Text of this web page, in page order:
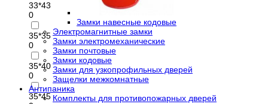
33*43
0
35*35
0
35*40
0
35*45
Замки навесные кодовые
Электромагнитные замки
Замки электромеханические
Замки почтовые
Замки кодовые
Замки для узкопрофильных дверей
Защелки межкомнатные
Антипаника
Комплекты для противопожарных дверей